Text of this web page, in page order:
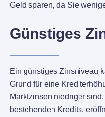
Geld sparen, da Sie
Günstiges
Ein günstiges Zinsniveau
Grund für eine
Marktzinsen niedriger
bestehenden Kredits,